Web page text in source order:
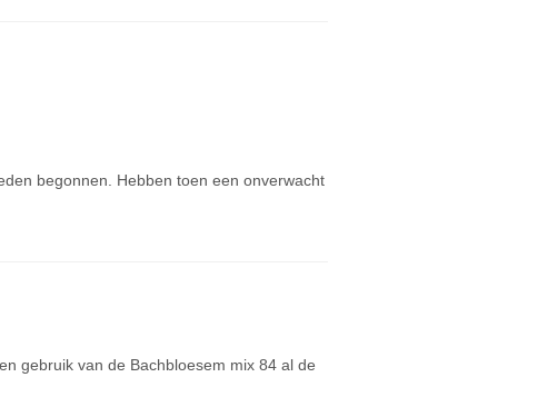
begonnen. Hebben toen een onverwacht
gebruik van de Bachbloesem mix 84 al de